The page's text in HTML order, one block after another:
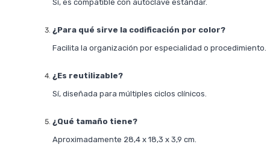
Sí, es compatible con autoclave estándar.
¿Para qué sirve la codificación por color?
Facilita la organización por especialidad o procedimiento.
¿Es reutilizable?
Sí, diseñada para múltiples ciclos clínicos.
¿Qué tamaño tiene?
Aproximadamente 28,4 x 18,3 x 3,9 cm.